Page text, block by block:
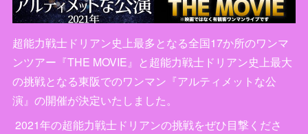
超能力戦士ドリアン史上最多となる全国17か所のワンマ
ンツアー『THE MOVIE』と超能力戦士ドリアン史上最大
の挑戦となる東阪でのワンマン『アルティメットな公
演』の開催が決定いたしました。
2021年の超能力戦士ドリアンの挑戦をぜひ目撃くださ